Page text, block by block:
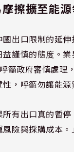
擦擴至能
出口限制的延伸
益謹慎的態度。
籲政府審慎處
，呼籲勿讓能
有出口真的暫
險與採購成本。」